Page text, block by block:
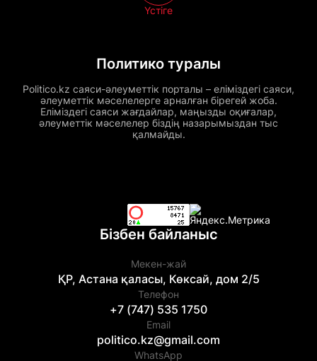
Политико туралы
Politico.kz саяси-әлеуметтік порталы – еліміздегі саяси,
әлеуметтік мәселелерге арналған бірегей жоба.
Еліміздегі саяси жағдайлар, маңызды оқиғалар,
әлеуметтік мәселелер біздің назарымыздан тыс
қалмайды.
Үстіге
Бізбен байланыс
Мекен-жай
ҚР, Астана қаласы, Көксай, дом 2/5
Телефон
+7 (747) 535 1750
Email
politico.kz@gmail.com
WhatsApp